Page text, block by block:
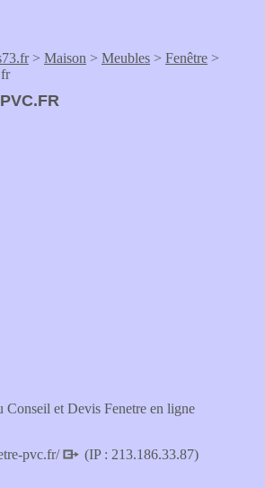
> Maison > Meubles > Fenêtre >
Conseil et Devis Fenetre en ligne
pvc.fr/
(IP : 213.186.33.87)